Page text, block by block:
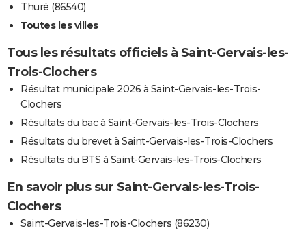
Thuré (86540)
Toutes les villes
Tous les résultats officiels à Saint-Gervais-les-
Trois-Clochers
Résultat municipale 2026 à Saint-Gervais-les-Trois-
Clochers
Résultats du bac à Saint-Gervais-les-Trois-Clochers
Résultats du brevet à Saint-Gervais-les-Trois-Clochers
Résultats du BTS à Saint-Gervais-les-Trois-Clochers
En savoir plus sur Saint-Gervais-les-Trois-
Clochers
Saint-Gervais-les-Trois-Clochers (86230)